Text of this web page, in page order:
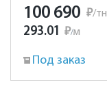
100 690 ₽/тн
293.01 ₽/м
Под заказ